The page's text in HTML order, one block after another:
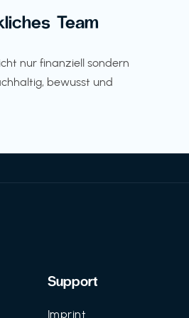
Team
nur finanziell sondern
bewusst und
Support
Imprint